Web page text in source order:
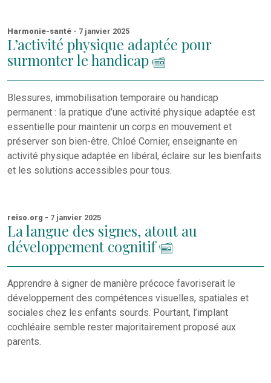
Harmonie-santé - 7 janvier 2025
L’activité physique adaptée pour
surmonter le handicap
Blessures, immobilisation temporaire ou handicap
permanent : la pratique d’une activité physique adaptée est
essentielle pour maintenir un corps en mouvement et
préserver son bien-être. Chloé Cornier, enseignante en
activité physique adaptée en libéral, éclaire sur les bienfaits
et les solutions accessibles pour tous.
reiso.org - 7 janvier 2025
La langue des signes, atout au
développement cognitif
Apprendre à signer de manière précoce favoriserait le
développement des compétences visuelles, spatiales et
sociales chez les enfants sourds. Pourtant, l’implant
cochléaire semble rester majoritairement proposé aux
parents.